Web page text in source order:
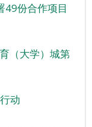
49份合作项目
（大学）城第
动